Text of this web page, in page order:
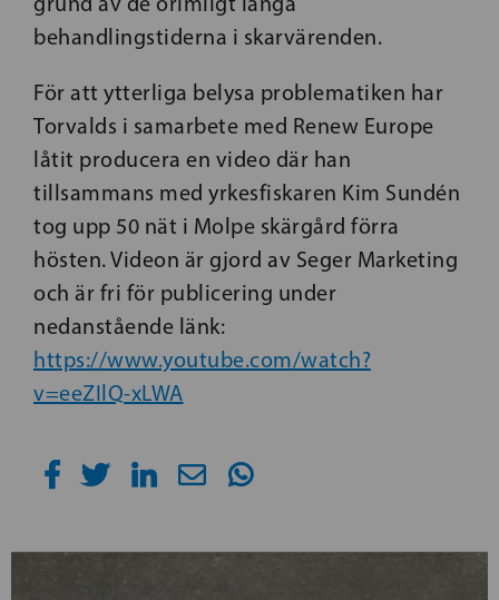
behandlingstiderna i skarvärenden.
För att ytterliga belysa problematiken har
Torvalds i samarbete med Renew Europe
låtit producera en video där han
tillsammans med yrkesfiskaren Kim Sundén
tog upp 50 nät i Molpe skärgård förra
hösten. Videon är gjord av Seger Marketing
och är fri för publicering under
nedanstående länk:
https://www.youtube.com/watch?
v=eeZIlQ-xLWA